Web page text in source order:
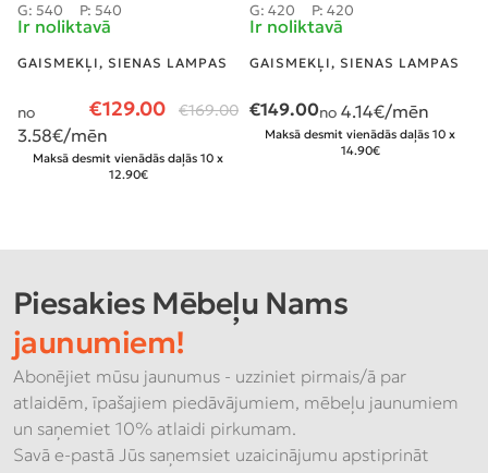
G: 540 P: 540
Ir noliktavā
GAISMEKĻI, SIENAS LAMPAS
€129.00 €169.00
no
3.58€/mēn
Maksā desmit vienādās daļās 10 x
12.90€
G: 420 P: 420
Ir noliktavā
GAISMEKĻI, SIENAS LAMPAS
€149.00no 4.14€/mēn
Maksā desmit vienādās daļās 10 x
14.90€
Piesakies Mēbeļu Nams
jaunumiem!
Abonējiet mūsu jaunumus - uzziniet pirmais/ā par
atlaidēm, īpašajiem piedāvājumiem, mēbeļu jaunumiem
un saņemiet 10% atlaidi pirkumam.
Savā e-pastā Jūs saņemsiet uzaicinājumu apstiprināt